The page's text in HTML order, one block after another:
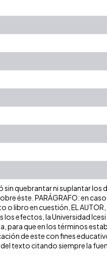
sin quebrantar ni suplantar los
éste. PARÁGRAFO: en
libro en cuestión, EL AUTOR,
efectos, la Universidad
para que en los términos
de este con fines
texto citando siempre la